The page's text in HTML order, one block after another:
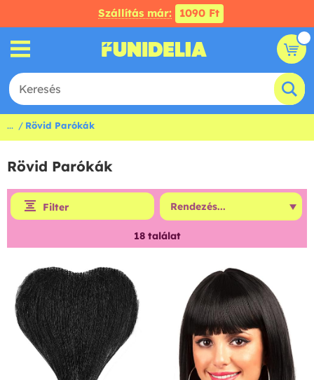
Szállítás már: 1090 Ft
... Rövid Parókák
Rövid Parókák
Filter
18találat